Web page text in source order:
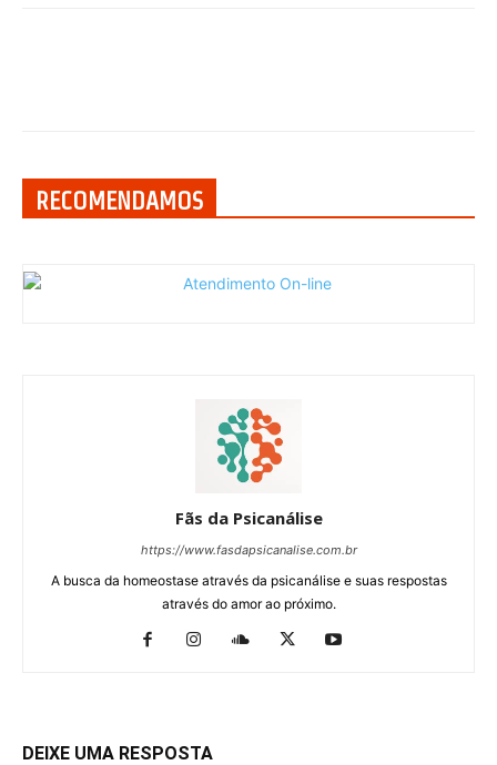
RECOMENDAMOS
Fãs da Psicanálise
https://www.fasdapsicanalise.com.br
A busca da homeostase através da psicanálise e suas respostas
através do amor ao próximo.
DEIXE UMA RESPOSTA